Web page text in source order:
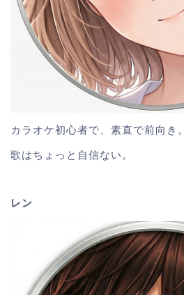
カラオケ初心者で、素直で前向き。
歌はちょっと自信ない。
レン